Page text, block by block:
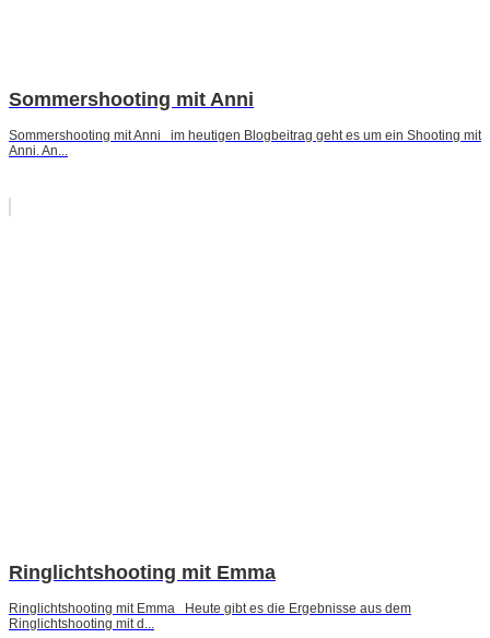
Sommershooting mit Anni
Sommershooting mit Anni im heutigen Blogbeitrag geht es um ein Shooting mit
Anni. An...
Ringlichtshooting mit Emma
Ringlichtshooting mit Emma Heute gibt es die Ergebnisse aus dem
Ringlichtshooting mit d...